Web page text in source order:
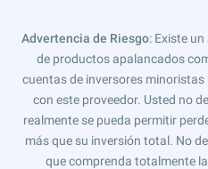
Advertencia de Riesgo: Existe
de productos apalancados
cuentas de inversores minoristas
con este proveedor. Usted no
realmente se pueda permitir
más que su inversión total. No
que comprenda totalmente